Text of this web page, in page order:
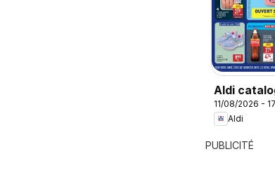
Aldi
11/08/2026 -
Aldi
PUBLICITÉ